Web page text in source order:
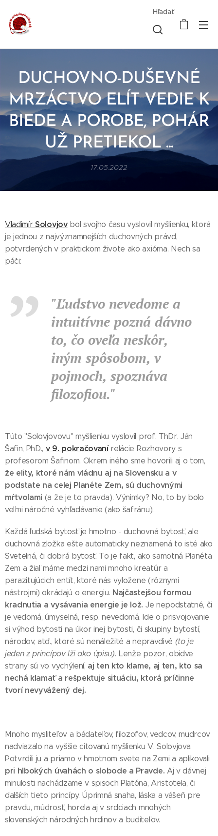
Hľadať
DUCHOVNO-DUŠEVNÉ
MRZÁCTVO ELÍT VEDIE K
BIEDE A POROBE, POHÁR
UŽ PRETIEKOL ...
17.05.2022
VladimírSolovjovbol svojho času vyslovil myšlienku, ktorá
je jednou z najvýznamnejších duchovných právd,
potvrdených v praktickom živote ako axióma. Nech sa
páči:
"Ľudstvo nevedome a
intuitívne pozná dávno
to, čo oveľa neskôr,
iným spôsobom, v
pojmoch, spoznáva
filozofiou."
Túto "Solovjovovu" myšlienku vyslovil prof. ThDr. Ján
Šafin, PhD., v 9. pokračovanírelácie Rozhovory s
profesorom Šafinom. Okrem iného sme hovorili aj o tom,
že elity, ktoré nám vládnu aj na Slovensku a v
podstate na celej Planéte Zem, sú duchovnými
mŕtvolami (a že je to pravda). Výnimky? No, to by bolo
veľmi náročné vyhľadávanie (ako šafránu).
Každá ľudská bytosť je hmotno - duchovná bytosť, ale
duchovná zložka ešte automaticky neznamená to isté ako
Svetelná, či dobrá bytosť. To je fakt, ako samotná Planéta
Zem a žiaľ máme medzi nami mnoho kreatúr a
parazitujúcich entít, ktoré nás vyložene (rôznymi
nástrojmi) okrádajú o energiu. Najčastejšou formou
kradnutia a vysávania energie je lož. Je nepodstatné, či
je vedomá, úmyselná, resp. nevedomá. Ide o prisvojovanie
si výhod bytosti na úkor inej bytosti, či skupiny bytostí,
národov, atď., ktoré sú nenáležité a nepravdivé (to je
jeden z princípov lži ako úpisu). Lenže pozor, obidve
strany sú vo vychýlení, aj ten kto klame, aj ten, kto sa
nechá klamať a rešpektuje situáciu, ktorá príčinne
tvorí nevyvážený dej.
Mnoho mysliteľov a bádateľov, filozofov, vedcov, mudrcov
nadviazalo na vyššie citovanú myšlienku V. Solovjova.
Potvrdili ju a priamo v hmotnom svete na Zemi a aplikovali
pri hlbokých úvahách o slobode a Pravde. Aj v dávnej
minulosti nachádzame v spisoch Platóna, Aristotela, či
ďalších tieto princípy. Úprimná snaha, láska a vášeň pre
pravdu, múdrosť, horela aj v srdciach mnohých
slovenských národných hrdinov a buditeľov.